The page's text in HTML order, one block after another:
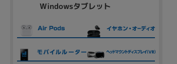
Windowsタブレット
Webカメラ内蔵